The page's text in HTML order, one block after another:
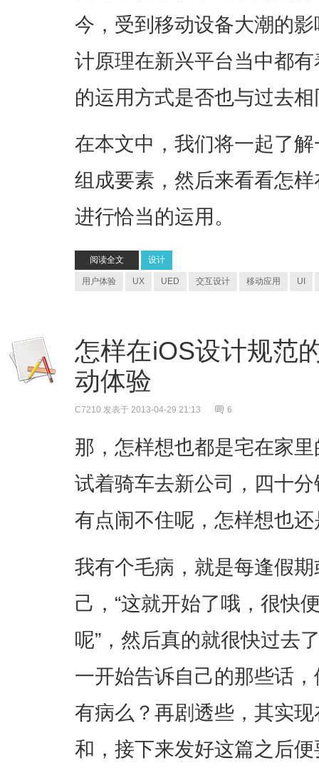
今，受到移动设备大潮的
计原理在新兴平台当中都
的运用方式是否也与过去
在本文中，我们将一起了
组成要素，然后来看看怎
进行恰当的运用。
阅读全文 设计
用户体验 UX UED 交互设计 移动应用 UI
怎样在iOS设计规范
动体验
C7210 发表于 2013-04-29 21:13 6
那，怎样想也都是宅在家
试着骑车去新公司，四十
有点闹不住呢，怎样想也
我有个毛病，就是每逢假
己，“这就开始了哦，很快
呢”，然后真的就很快过去
一开始告诉自己的那些话
有病么？再剧透些，其实
和，接下来发好这篇之后